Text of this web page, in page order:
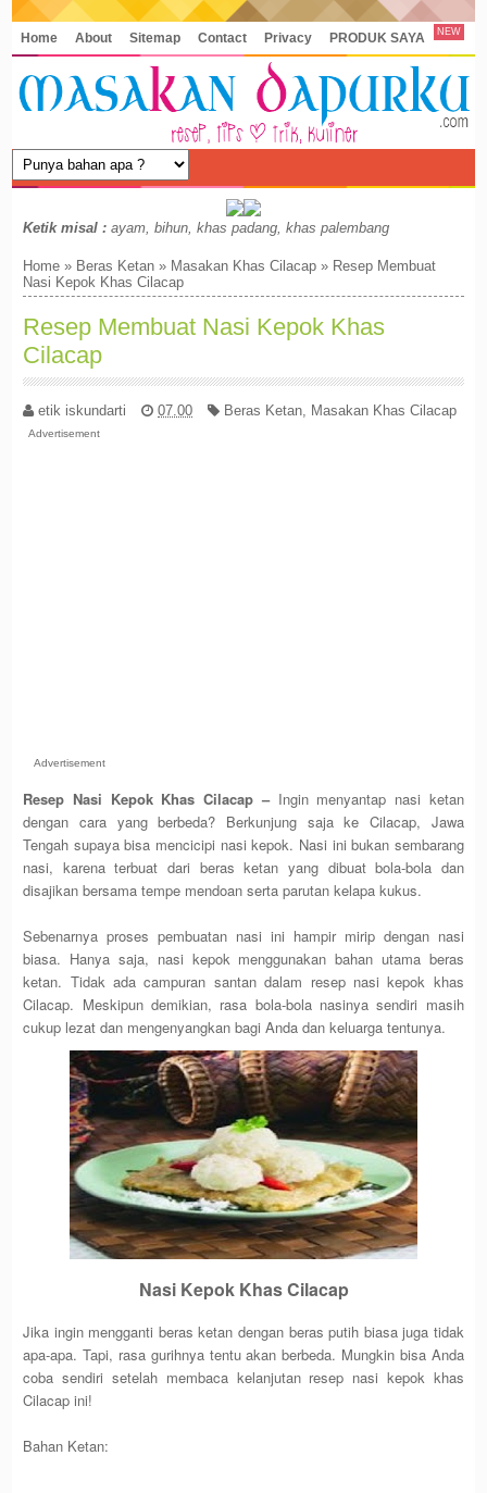
Home About Sitemap Contact Privacy PRODUK SAYA NEW
Ketik misal : ayam, bihun, khas padang, khas palembang
Home » Beras Ketan » Masakan Khas Cilacap » Resep Membuat
Nasi Kepok Khas Cilacap
Resep Membuat Nasi Kepok Khas
Cilacap
etik iskundarti 07.00 Beras Ketan Masakan Khas Cilacap
Advertisement
Advertisement
Resep Nasi Kepok Khas Cilacap –Ingin menyantap nasi ketan
dengan cara yang berbeda? Berkunjung saja ke Cilacap, Jawa
Tengah supaya bisa mencicipi nasi kepok. Nasi ini bukan sembarang
nasi, karena terbuat dari beras ketan yang dibuat bola-bola dan
disajikan bersama tempe mendoan serta parutan kelapa kukus.
Sebenarnya proses pembuatan nasi ini hampir mirip dengan nasi
biasa. Hanya saja, nasi kepok menggunakan bahan utama beras
ketan. Tidak ada campuran santan dalam resep nasi kepok khas
Cilacap. Meskipun demikian, rasa bola-bola nasinya sendiri masih
cukup lezat dan mengenyangkan bagi Anda dan keluarga tentunya.
Nasi Kepok Khas Cilacap
Jika ingin mengganti beras ketan dengan beras putih biasa juga tidak
apa-apa. Tapi, rasa gurihnya tentu akan berbeda. Mungkin bisa Anda
coba sendiri setelah membaca kelanjutan resep nasi kepok khas
Cilacap ini!
Bahan Ketan: